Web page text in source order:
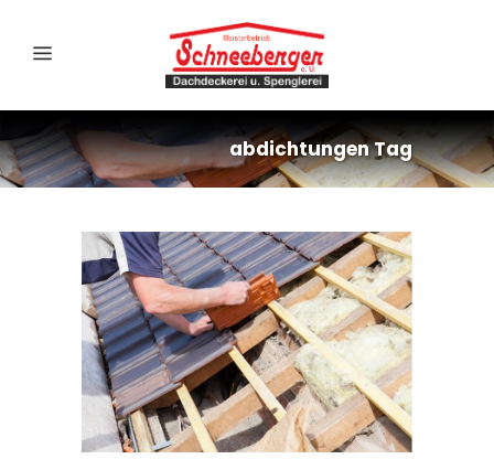
abdichtungen Tag